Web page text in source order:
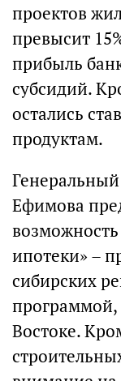
проектов
превысит
прибыль
субсидий.
остались
продуктам.
Ефимова
ипотеки» –
сибирских
Востоке.